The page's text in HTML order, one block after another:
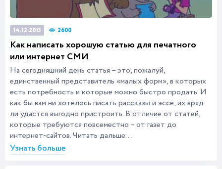
14.12.2013 2600
Как написать хорошую статью для печатного
или интернет СМИ
На сегодняшний день статья – это, пожалуй,
единственный представитель «малых форм», в которых
есть потребность и которые можно быстро продать. И
как бы вам ни хотелось писать рассказы и эссе, их вряд
ли удастся выгодно пристроить. В отличие от статей,
которые требуются повсеместно – от газет до
интернет-сайтов. Читать дальше...
Узнать больше